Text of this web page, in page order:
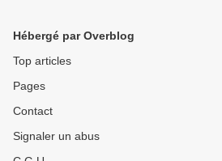
Hébergé par Overblog
Top articles
Pages
Contact
Signaler un abus